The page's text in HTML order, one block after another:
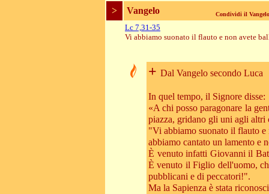
> Vangelo Condividi il
Lc 7,31-35
Vi abbiamo suonato il flauto e non avete
+ Dal Vangelo secondo Luca
In quel tempo, il Signore disse:
«A chi posso paragonare la
piazza, gridano gli uni agli altri
"Vi abbiamo suonato il flauto e
abbiamo cantato un lamento e
È venuto infatti Giovanni il
È venuto il Figlio dell'uomo,
pubblicani e di peccatori!".
Ma la Sapienza è stata